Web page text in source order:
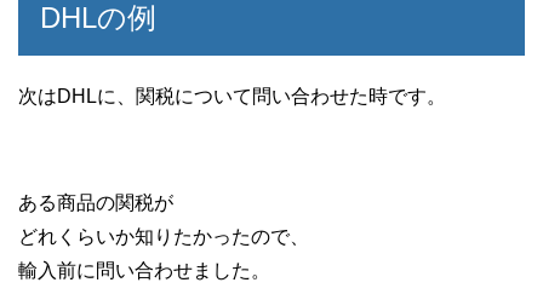
DHLの例
次はDHLに、関税について問い合わせた時です。
ある商品の関税が
どれくらいか知りたかったので、
輸入前に問い合わせました。